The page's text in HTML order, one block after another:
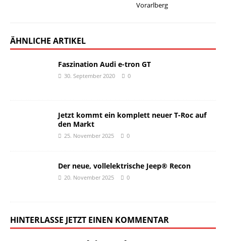
Vorarlberg
ÄHNLICHE ARTIKEL
Faszination Audi e-tron GT
30. September 2020 0
Jetzt kommt ein komplett neuer T-Roc auf
den Markt
25. November 2025 0
Der neue, vollelektrische Jeep® Recon
20. November 2025 0
HINTERLASSE JETZT EINEN KOMMENTAR